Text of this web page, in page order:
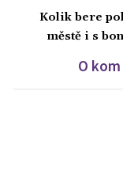
Kolik bere
městě i s
O